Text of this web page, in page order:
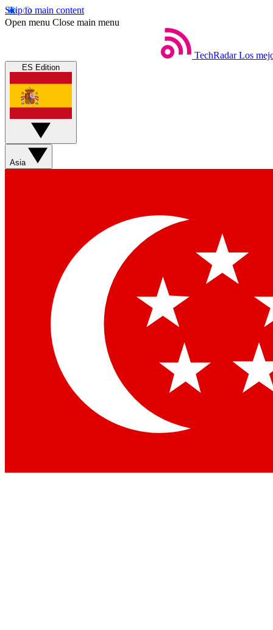
Skip to main content
Open menu Close main menu
TechRadar Los
ES Edition
Asia